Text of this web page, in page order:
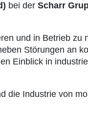
bei der Scharr
und in Betrieb zu
Störungen an
Einblick in
die Industrie von